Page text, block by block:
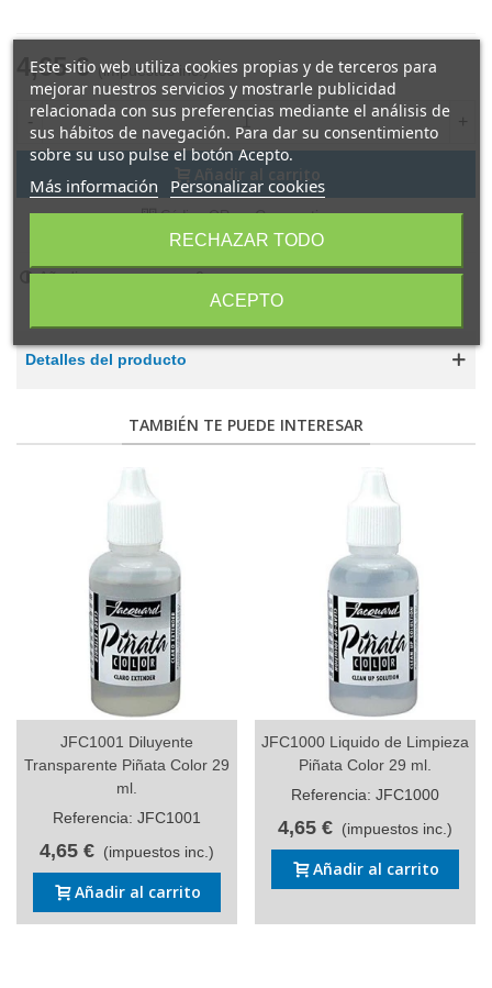
4,65 € (impuestos inc.)
- +
Añadir al carrito
Código QR Compartir
Añadir para comparar 0
Detalles del producto
TAMBIÉN TE PUEDE INTERESAR
JFC1001 Diluyente
Transparente Piñata Color 29
ml.
Referencia: JFC1001
4,65 € (impuestos inc.)
Añadir al carrito
JFC1000 Liquido de Limpieza
Piñata Color 29 ml.
Referencia: JFC1000
4,65 € (impuestos inc.)
Añadir al carrito
Este sitio web utiliza cookies propias y de terceros para
mejorar nuestros servicios y mostrarle publicidad
relacionada con sus preferencias mediante el análisis de
sus hábitos de navegación. Para dar su consentimiento
sobre su uso pulse el botón Acepto.
Más información Personalizar cookies
RECHAZAR TODO
ACEPTO